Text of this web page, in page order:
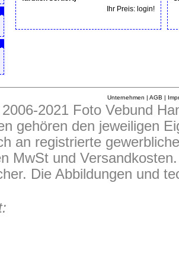
Ihr Preis: login!
Unternehmen | AGB |
2021 Foto Vebund
gehören den jeweiligen
an registrierte
MwSt und
Die Abbildungen und